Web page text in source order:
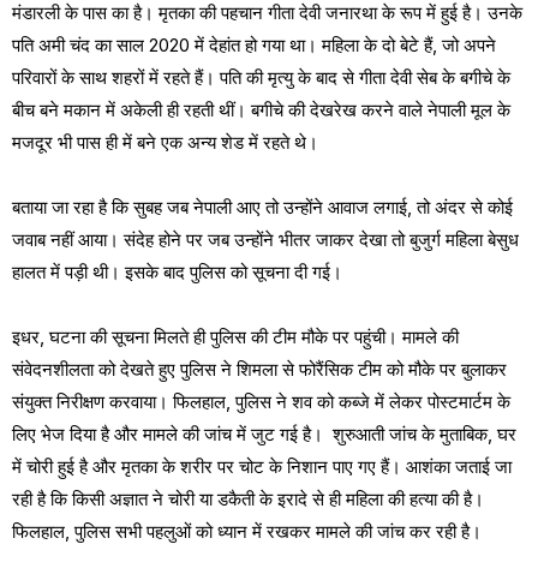
मंडारली के पास का है। मृतका की पहचान गीता देवी जनारथा के रूप में हुई है। उनके
पति अमी चंद का साल 2020 में देहांत हो गया था। महिला के दो बेटे हैं, जो अपने
परिवारों के साथ शहरों में रहते हैं। पति की मृत्यु के बाद से गीता देवी सेब के बगीचे के
बीच बने मकान में अकेली ही रहती थीं। बगीचे की देखरेख करने वाले नेपाली मूल के
मजदूर भी पास ही में बने एक अन्य शेड में रहते थे।
बताया जा रहा है कि सुबह जब नेपाली आए तो उन्होंने आवाज लगाई, तो अंदर से कोई
जवाब नहीं आया। संदेह होने पर जब उन्होंने भीतर जाकर देखा तो बुजुर्ग महिला बेसुध
हालत में पड़ी थी। इसके बाद पुलिस को सूचना दी गई।
इधर, घटना की सूचना मिलते ही पुलिस की टीम मौके पर पहुंची। मामले की
संवेदनशीलता को देखते हुए पुलिस ने शिमला से फोरैंसिक टीम को मौके पर बुलाकर
संयुक्त निरीक्षण करवाया। फिलहाल, पुलिस ने शव को कब्जे में लेकर पोस्टमार्टम के
लिए भेज दिया है और मामले की जांच में जुट गई है। शुरुआती जांच के मुताबिक, घर
में चोरी हुई है और मृतका के शरीर पर चोट के निशान पाए गए हैं। आशंका जताई जा
रही है कि किसी अज्ञात ने चोरी या डकैती के इरादे से ही महिला की हत्या की है।
फिलहाल, पुलिस सभी पहलुओं को ध्यान में रखकर मामले की जांच कर रही है।